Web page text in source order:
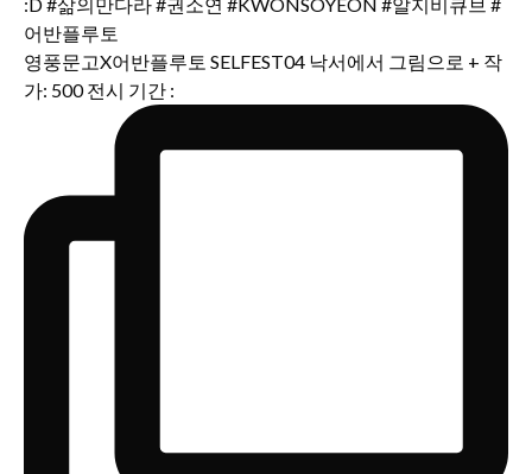
영풍문고X어반플루토 SELFEST04 낙서에서 그림으로 + 작
가: 500 전시 기간 :